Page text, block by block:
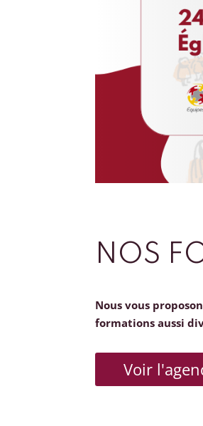
NOS
Nous vous
formations aussi
Voir